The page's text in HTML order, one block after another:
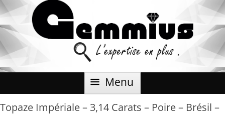
Menu Aller
Topaze Impériale – 3,14 Carats – Poire – Brésil –